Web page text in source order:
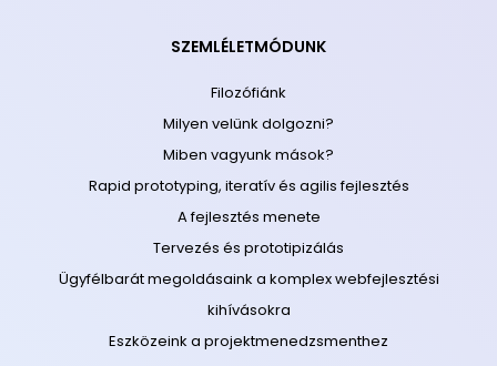
SZEMLÉLETMÓDUNK
Filozófiánk
Milyen velünk dolgozni?
Miben vagyunk mások?
Rapid prototyping, iteratív és agilis fejlesztés
A fejlesztés menete
Tervezés és prototipizálás
Ügyfélbarát megoldásaink a komplex webfejlesztési
kihívásokra
Eszközeink a projektmenedzsmenthez